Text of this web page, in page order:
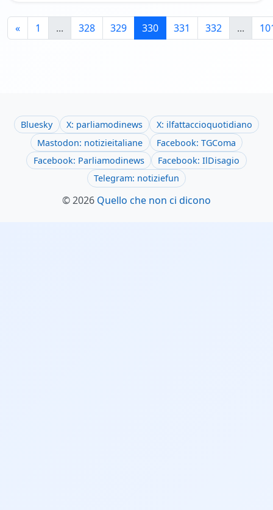
« 1 ... 328 329 330 331 332 ...
Bluesky X: parliamodinews
X: ilfattaccioquotidiano
Mastodon: notizieitaliane
Facebook: TGComa
Facebook: Parliamodinews
Facebook: IlDisagio
Telegram: notiziefun
© 2026 Quello che non ci dicono